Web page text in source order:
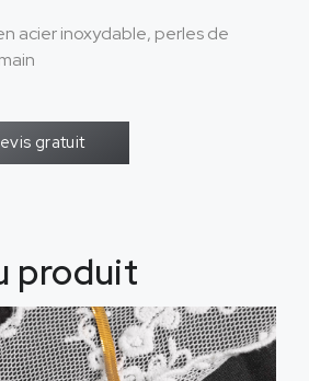
acier inoxydable, perles de
gratuit
produit